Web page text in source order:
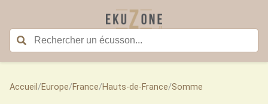
Accueil /Europe/France/Hauts-de-France/Somme